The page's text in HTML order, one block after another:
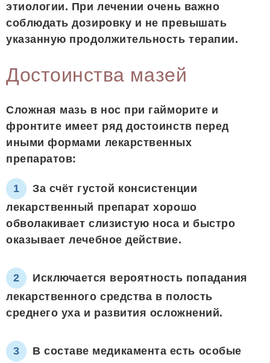
этиологии. При лечении очень важно
соблюдать дозировку и не превышать
указанную продолжительность терапии.
Достоинства мазей
Сложная мазь в нос при гайморите и
фронтите имеет ряд достоинств перед
иными формами лекарственных
препаратов:
За счёт густой консистенции
лекарственный препарат хорошо
обволакивает слизистую носа и быстро
оказывает лечебное действие.
Исключается вероятность попадания
лекарственного средства в полость
среднего уха и развития осложнений.
В составе медикамента есть особые